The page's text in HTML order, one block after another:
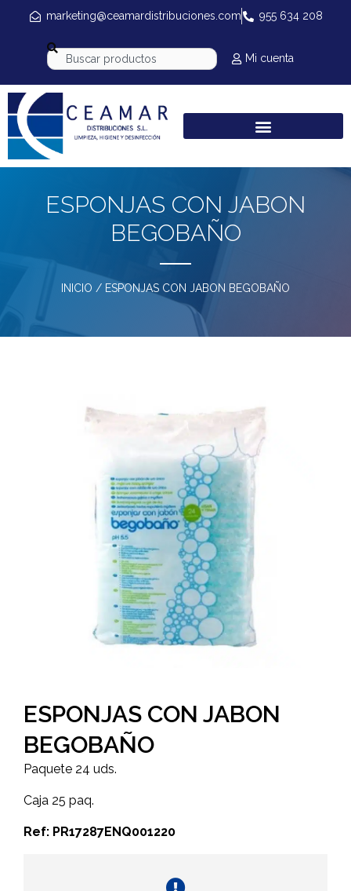
marketing@ceamardistribuciones.com 955 634 208
Mi cuenta
ESPONJAS CON JABON
BEGOBAÑO
INICIO / ESPONJAS CON JABON BEGOBAÑO
ESPONJAS CON JABON
BEGOBAÑO
Paquete 24 uds.
Caja 25 paq.
Ref: PR17287ENQ001220